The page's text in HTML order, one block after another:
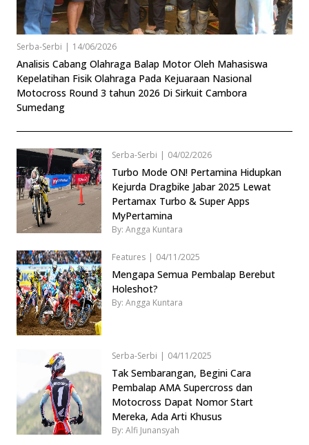
Serba-Serbi | 14/06/2026
Analisis Cabang Olahraga Balap Motor Oleh Mahasiswa
Kepelatihan Fisik Olahraga Pada Kejuaraan Nasional
Motocross Round 3 tahun 2026 Di Sirkuit Cambora
Sumedang
Serba-Serbi | 04/02/2026
Turbo Mode ON! Pertamina Hidupkan
Kejurda Dragbike Jabar 2025 Lewat
Pertamax Turbo & Super Apps
MyPertamina
By: Angga Kuntara
Features | 04/11/2025
Mengapa Semua Pembalap Berebut
Holeshot?
By: Angga Kuntara
Serba-Serbi | 04/11/2025
Tak Sembarangan, Begini Cara
Pembalap AMA Supercross dan
Motocross Dapat Nomor Start
Mereka, Ada Arti Khusus
By: Alfi Junansyah